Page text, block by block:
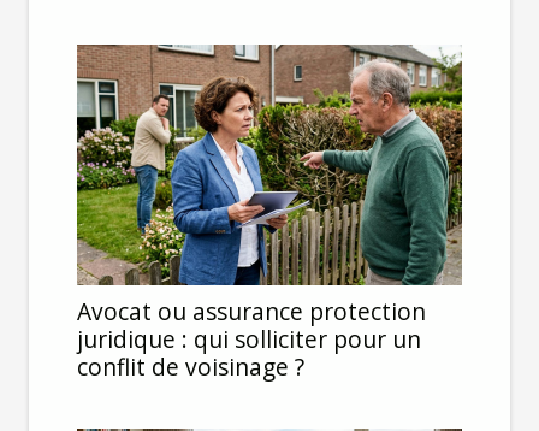
Avocat ou assurance protection
juridique : qui solliciter pour un
conflit de voisinage ?